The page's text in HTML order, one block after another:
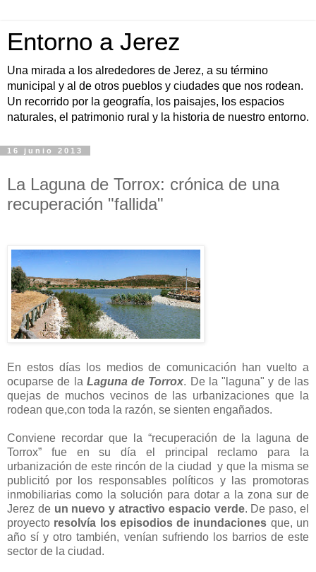
Entorno a Jerez
Una mirada a los alrededores de Jerez, a su término
municipal y al de otros pueblos y ciudades que nos rodean.
Un recorrido por la geografía, los paisajes, los espacios
naturales, el patrimonio rural y la historia de nuestro entorno.
16 junio 2013
La Laguna de Torrox: crónica de una
recuperación "fallida"
En estos días los medios de comunicación han vuelto a
ocuparse de la Laguna de Torrox. De la "laguna" y de las
quejas de muchos vecinos de las urbanizaciones que la
rodean que,con toda la razón, se sienten engañados.
Conviene recordar que la “recuperación de la laguna de
Torrox” fue en su día el principal reclamo para la
urbanización de este rincón de la ciudad y que la misma se
publicitó por los responsables políticos y las promotoras
inmobiliarias como la solución para dotar a la zona sur de
Jerez de un nuevo y atractivo espacio verde. De paso, el
proyecto resolvía los episodios de inundaciones que, un
año sí y otro también, venían sufriendo los barrios de este
sector de la ciudad.